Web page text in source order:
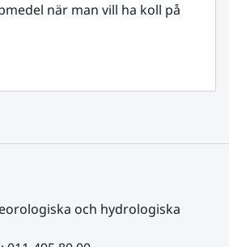
när man vill ha koll på
och hydrologiska